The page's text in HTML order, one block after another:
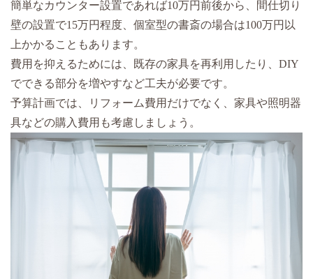
簡単なカウンター設置であれば10万円前後から、間仕切り
壁の設置で15万円程度、個室型の書斎の場合は100万円以
上かかることもあります。
費用を抑えるためには、既存の家具を再利用したり、DIY
でできる部分を増やすなど工夫が必要です。
予算計画では、リフォーム費用だけでなく、家具や照明器
具などの購入費用も考慮しましょう。